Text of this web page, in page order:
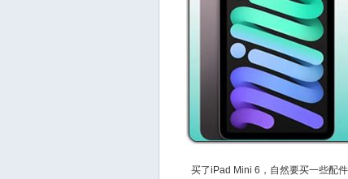
买了iPad Mini 6，自然要买一些配件